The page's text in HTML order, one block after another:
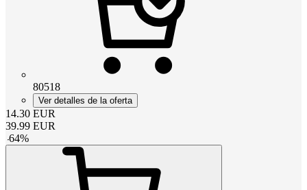
80518
Ver detalles de la oferta
14.30 EUR
39.99 EUR
-64%